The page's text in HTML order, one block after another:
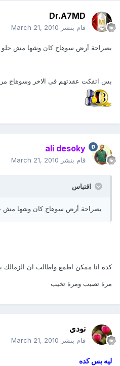
Dr.A7MD
قام بنشر March 21, 2010
بصراحة أرض سوهاج كان وشها مش حلو
بس اتفكت عقدتهم فى الاخر وسوهاج
ali desoky
قام بنشر March 21, 2010
اقتباس
بصراحة أرض سوهاج كان وشها مش
كده انا ممكن اطمع واطالب ان الزمالك
مرة تصيب ومرة تخيب
نودي
قام بنشر March 21, 2010
ليه بس كده